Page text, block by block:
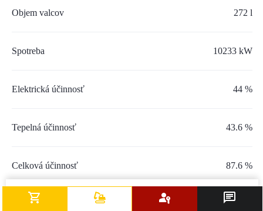
AKCIOVÉ PONUKY
O NÁS
TLAČOVÉ CENTRUM
KONTAKTY
Objem valcov 272 l
Spotreba 10233 kW
Elektrická účinnosť 44 %
Tepelná účinnosť 43.6 %
Celková účinnosť 87.6 %
Hmotnosť 51400 kg